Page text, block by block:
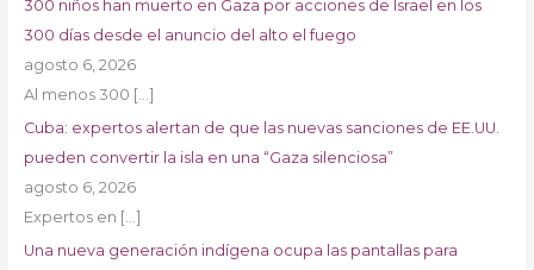
300 niños han muerto en Gaza por acciones de Israel en los
300 días desde el anuncio del alto el fuego
agosto 6, 2026
Al menos 300 […]
Cuba: expertos alertan de que las nuevas sanciones de EE.UU.
pueden convertir la isla en una “Gaza silenciosa”
agosto 6, 2026
Expertos en […]
Una nueva generación indígena ocupa las pantallas para